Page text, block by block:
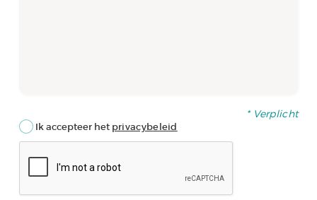
* Verplicht
Ik accepteer het privacybeleid